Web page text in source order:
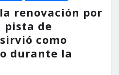
renovación por
pista de
como
durante la